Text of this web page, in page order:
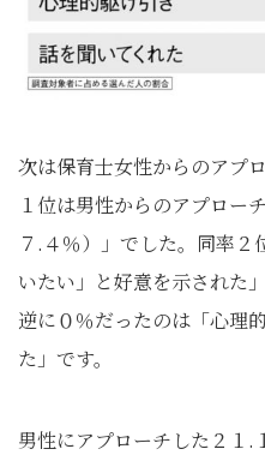
次は保育士女性からのアプ
１位は男性からのアプロー
７.４％）」でした。同率
いたい」と好意を示された
逆に０％だったのは「心理
た」です。
男性にアプローチした２１.